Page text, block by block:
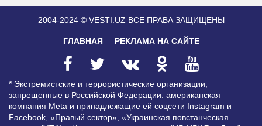
2004-2024 © VESTI.UZ ВСЕ ПРАВА ЗАЩИЩЕНЫ
ГЛАВНАЯ РЕКЛАМА НА САЙТЕ
* Экстремистские и террористические организации,
запрещенные в Российской Федерации: американская
компания Meta и принадлежащие ей соцсети Instagram и
Facebook, «Правый сектор», «Украинская повстанческая